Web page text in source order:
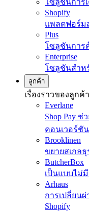
โซลูชันการ
Shopify
แพลตฟอร์ม
Plus
โซลูชันการ
Enterprise
โซลูชันสำห
ลูกค้า
เรื่องราวของลูกค้า
Everlane
Shop Pay
คอนเวอร์ชัน
Brooklinen
ขยายสเกล
ButcherBox
เป็นแบบไม่
Arhaus
การเปลี่ยน
Shopify